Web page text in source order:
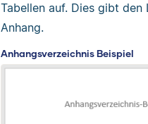
Tabellen auf. Dies gibt
Anhang.
Anhangsverzeichnis Beispiel